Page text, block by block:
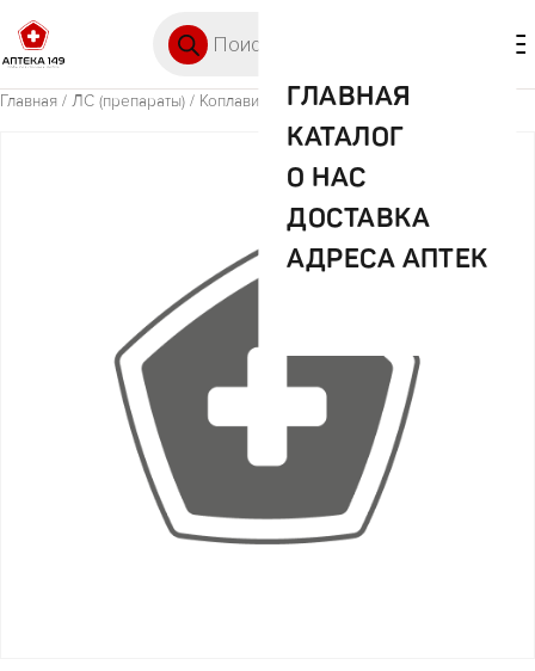
ГЛАВНАЯ
КАТАЛОГ
О НАС
ДОСТАВКА
АДРЕСА АПТЕК
Главная / ЛС (препараты) / Коплавикс 100мг+75мг №28 таб.